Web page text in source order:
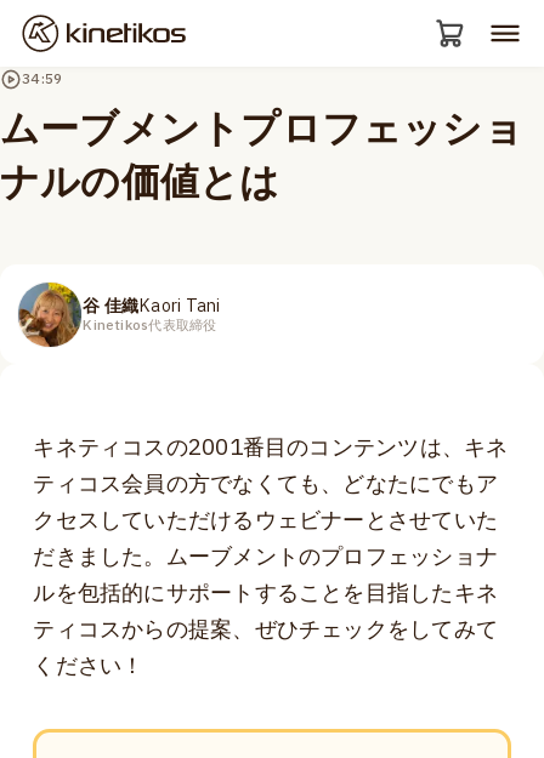
34:59
ムーブメントプロフェッショ
ナルの価値とは
谷 佳織Kaori Tani
Kinetikos代表取締役
キネティコスの2001番目のコンテンツは、キネ
ティコス会員の方でなくても、どなたにでもア
クセスしていただけるウェビナーとさせていた
だきました。ムーブメントのプロフェッショナ
ルを包括的にサポートすることを目指したキネ
ティコスからの提案、ぜひチェックをしてみて
ください！